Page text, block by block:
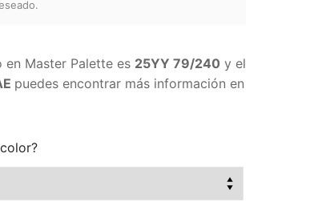
en Master Palette es 25YY 79/240 y el
puedes encontrar más información en